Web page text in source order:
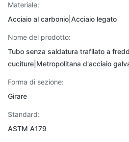
Materiale:
Acciaio al carbonio|Acciaio legato
Nome del prodotto:
Tubo senza saldatura trafilato a
cuciture|Metropolitana d'acciaio
Forma di sezione:
Girare
Standard:
ASTM A179